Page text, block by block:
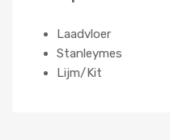
Laadvloer
Stanleymes
Lijm/Kit